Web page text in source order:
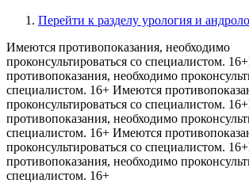
Перейти к разделу урология и
Имеются противопоказания, необходимо
проконсультироваться со специалистом. 16+
противопоказания, необходимо
специалистом. 16+ Имеются
проконсультироваться со специалистом. 16+
противопоказания, необходимо
специалистом. 16+ Имеются
проконсультироваться со специалистом. 16+
противопоказания, необходимо
специалистом. 16+